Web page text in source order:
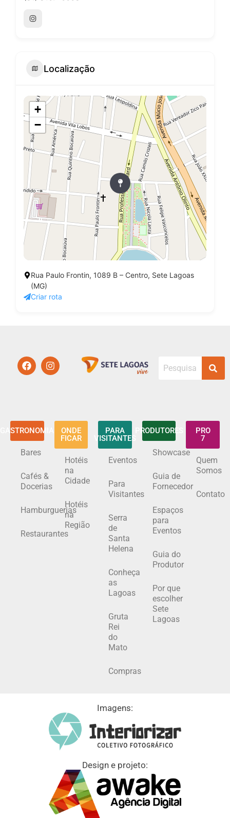
Localização
+
−
Rua Paulo Frontin, 1089 B – Centro, Sete Lagoas
(MG)
Criar rota
GASTRONOMIA
Bares
Cafés &
Docerias
Hamburguerias
Restaurantes
ONDE
FICAR
Hotéis
na
Cidade
Hotéis
na
Região
PARA
VISITANTES
Eventos
Para
Visitantes
Serra
de
Santa
Helena
Conheça
as
Lagoas
Gruta
Rei
do
Mato
Compras
PRODUTORES
Showcase
Guia de
Fornecedor
Espaços
para
Eventos
Guia do
Produtor
Por que
escolher
Sete
Lagoas
PRO
7
Quem
Somos
Contato
Imagens:
Design e projeto: